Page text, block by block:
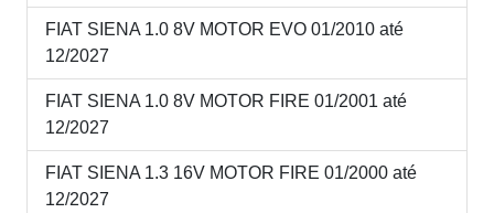
FIAT SIENA 1.0 8V MOTOR EVO 01/2010 até
12/2027
FIAT SIENA 1.0 8V MOTOR FIRE 01/2001 até
12/2027
FIAT SIENA 1.3 16V MOTOR FIRE 01/2000 até
12/2027